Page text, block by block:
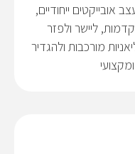
אובייקטים ייחודיים,
ליישר ולפזר
מורכבות ולהגדיר